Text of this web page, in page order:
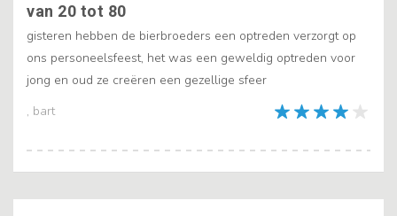
, bart
van 20 tot 80
gisteren hebben de bierbroeders een optreden verzorgt op
ons personeelsfeest, het was een geweldig optreden voor
jong en oud ze creëren een gezellige sfeer